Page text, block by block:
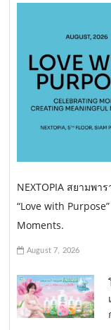
NEXTOPIA สยามพ
“Love with
Moments.
August 7, 2026